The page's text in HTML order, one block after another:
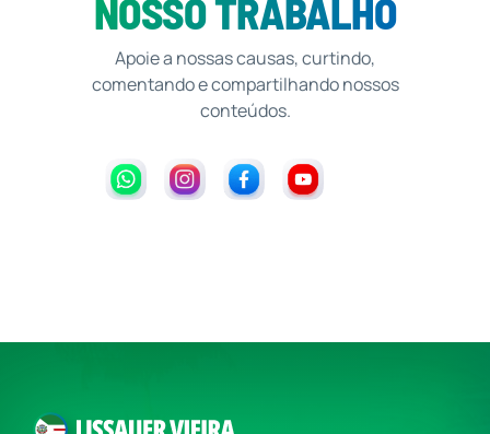
NOSSO TRABALHO
Apoie a nossas causas, curtindo,
comentando e compartilhando nossos
conteúdos.